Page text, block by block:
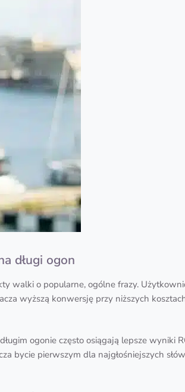
długi ogon
walki o popularne, ogólne frazy.
wyższą konwersję przy niższych
ogonie często osiągają lepsze wyniki
bycie pierwszym dla najgłośniejszych słów